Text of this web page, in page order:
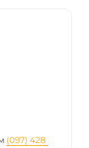
(097) 428